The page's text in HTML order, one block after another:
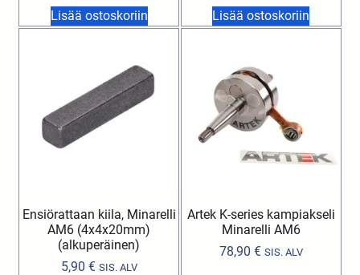
Lisää ostoskoriin Lisää ostoskoriin
Ensiörattaan kiila, Minarelli
AM6 (4x4x20mm)
(alkuperäinen)
5,90 € SIS. ALV
Artek K-series kampiakseli
Minarelli AM6
78,90 € SIS. ALV